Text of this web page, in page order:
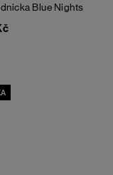
Blue Nights